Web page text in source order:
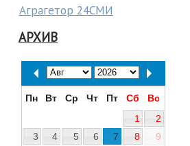
Аграгетор 24СМИ
АРХИВ
Пн Вт Ср Чт Пт Сб
Вс
1
2
3
4 5 6 7 8
9